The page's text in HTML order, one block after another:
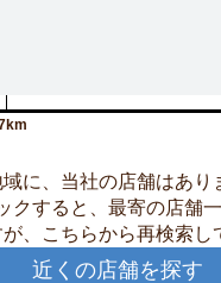
に、当社の店舗はあり
クすると、最寄の店舗
、こちらから再検索し
近くの店舗を探す